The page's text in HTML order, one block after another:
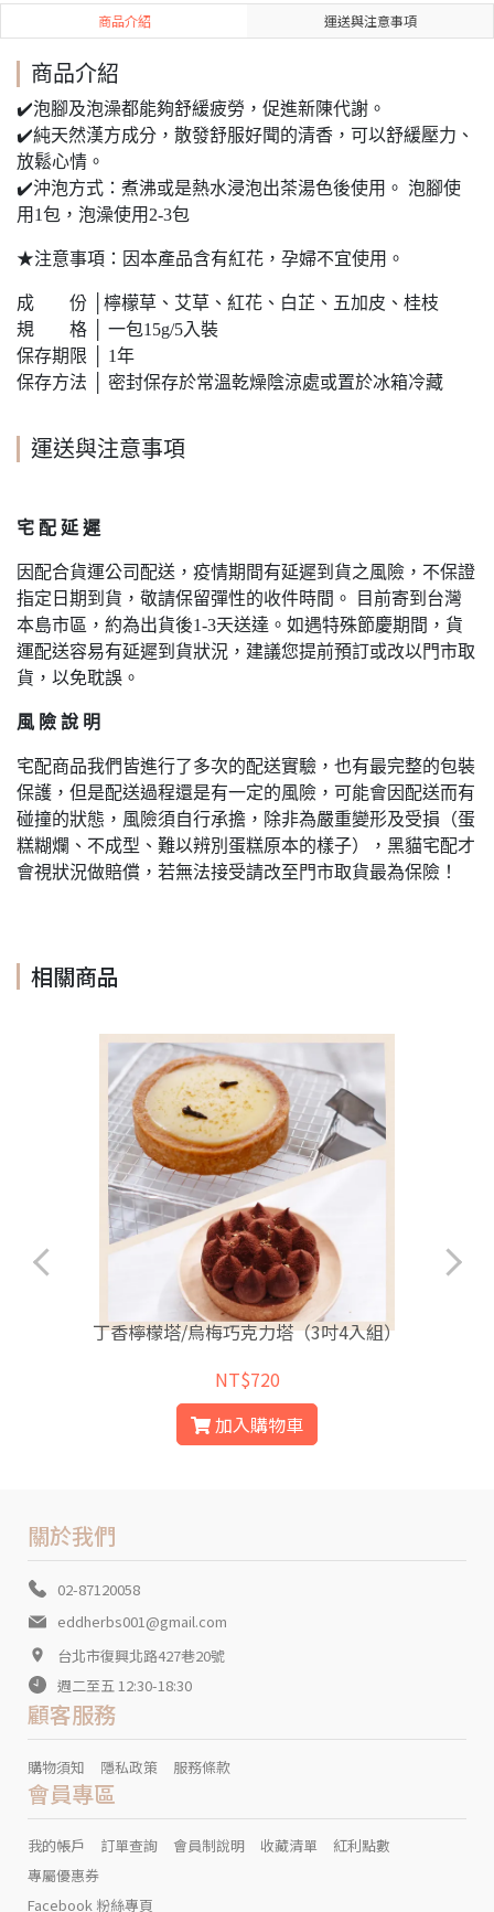
商品介紹 運送與注意事項
商品介紹
✔️泡腳及泡澡都能夠舒緩疲勞，促進新陳代謝。
✔️純天然漢方成分，散發舒服好聞的清香，可以舒緩壓力、
放鬆心情。
✔️沖泡方式：煮沸或是熱水浸泡出茶湯色後使用。 泡腳使
用1包，泡澡使用2-3包
★注意事項：因本產品含有紅花，孕婦不宜使用。
成 份 │檸檬草、艾草、紅花、白芷、五加皮、桂枝
規 格 │ 一包15g/5入裝
保存期限 │ 1年
保存方法 │ 密封保存於常溫乾燥陰涼處或置於冰箱冷藏
運送與注意事項
宅 配 延 遲
因配合貨運公司配送，疫情期間有延遲到貨之風險，不保證
指定日期到貨，敬請保留彈性的收件時間。 目前寄到台灣
本島市區，約為出貨後1-3天送達。如遇特殊節慶期間，貨
運配送容易有延遲到貨狀況，建議您提前預訂或改以門市取
貨，以免耽誤。
風 險 說 明
宅配商品我們皆進行了多次的配送實驗，也有最完整的包裝
保護，但是配送過程還是有一定的風險，可能會因配送而有
碰撞的狀態，風險須自行承擔，除非為嚴重變形及受損（蛋
糕糊爛、不成型、難以辨別蛋糕原本的樣子），黑貓宅配才
會視狀況做賠償，若無法接受請改至門市取貨最為保險！
相關商品
丁香檸檬塔/烏梅巧克力塔（3吋4入組）
NT$720
加入購物車
關於我們
02-87120058
eddherbs001@gmail.com
台北市復興北路427巷20號
週二至五 12:30-18:30
顧客服務
購物須知 隱私政策 服務條款
會員專區
我的帳戶 訂單查詢 會員制說明 收藏清單
紅利點數
專屬優惠券
Facebook 粉絲專頁